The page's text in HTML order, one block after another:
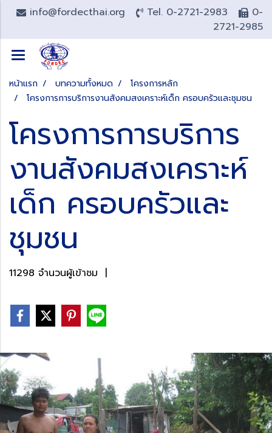
info@fordecthai.org Tel. 0-2721-2983
0-
2721-2985
หน้าแรก บทความทั้งหมด
โครงการหลัก
โครงการการบริการงานสังคมสงเคราะห์เด็ก ครอบครัวและชุมชน
โครงการการบริการ
งานสังคมสงเคราะห์
เด็ก ครอบครัวและ
ชุมชน
11298 จำนวนผู้เข้าชม |